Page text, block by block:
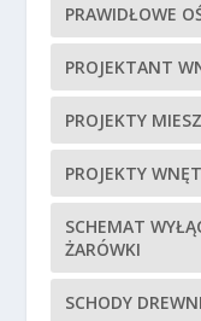
PRAWIDŁOWE
PROJEKTANT
PROJEKTY
PROJEKTY
SCHEMAT
ŻARÓWKI
SCHODY